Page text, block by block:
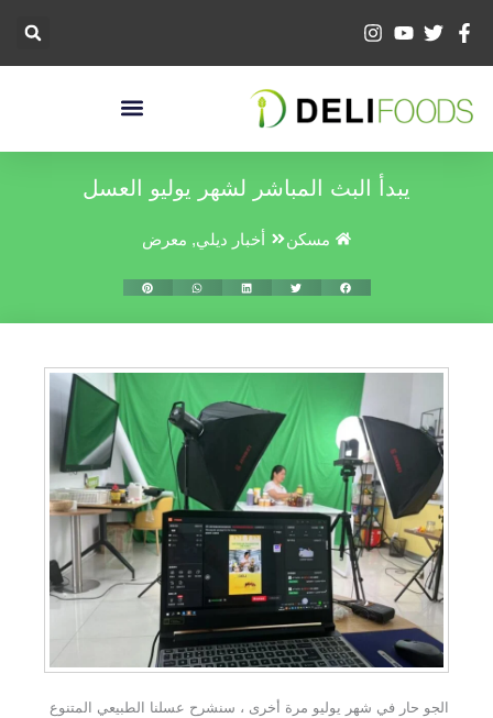
المحتوى
يبدأ البث المباشر لشهر يوليو العسل
مسكن أخبار ديلي, معرض
الجو حار في شهر يوليو مرة أخرى ، سنشرح عسلنا الطبيعي المتنوع